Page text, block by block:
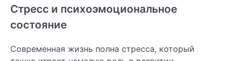
Стресс и психоэмоциональное
состояние
Современная жизнь полна стресса, который